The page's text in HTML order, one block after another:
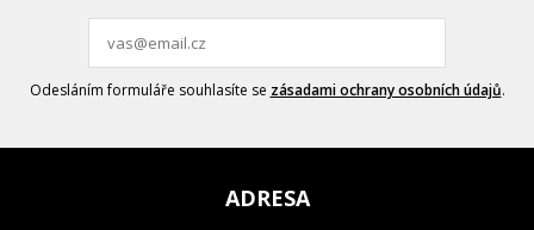
Odesláním formuláře souhlasíte se zásadami ochrany osobních údajů.
ADRESA